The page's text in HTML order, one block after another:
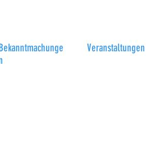
Veranstaltungen